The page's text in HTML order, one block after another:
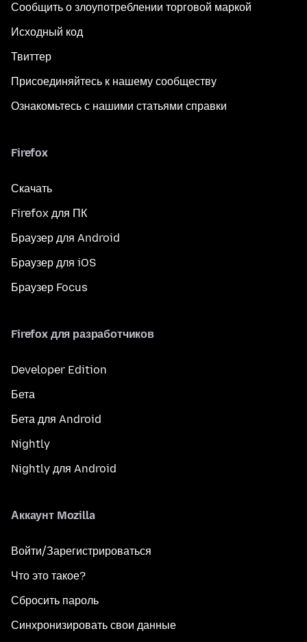
Сообщить о злоупотреблении торговой маркой
Исходный код
Твиттер
Присоединяйтесь к нашему сообществу
Ознакомьтесь с нашими статьями справки
Firefox
Скачать
Firefox для ПК
Браузер для Android
Браузер для iOS
Браузер Focus
Firefox для разработчиков
Developer Edition
Бета
Бета для Android
Nightly
Nightly для Android
Аккаунт Mozilla
Войти/Зарегистрироваться
Что это такое?
Сбросить пароль
Синхронизировать свои данные